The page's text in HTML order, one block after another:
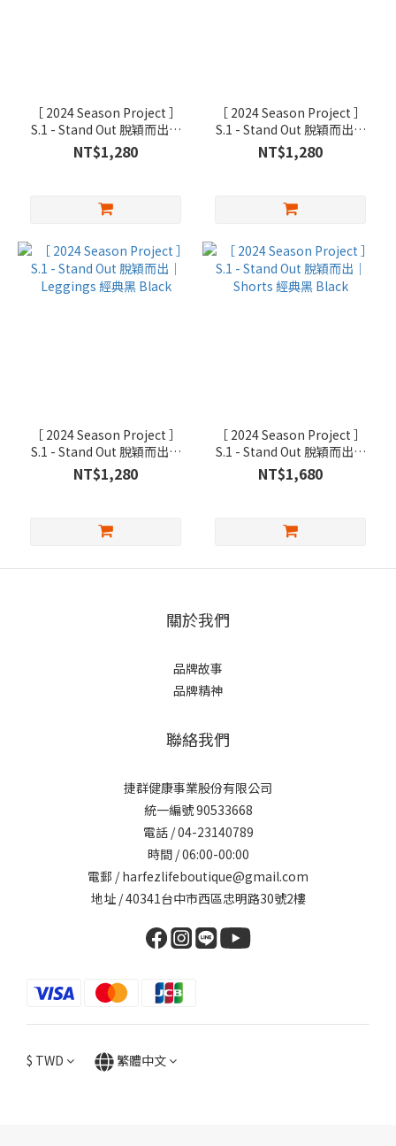
［ 2024 Season Project ］
S.1 - Stand Out 脫穎而出｜
OVSZ T 橄欖綠 Olivine
NT$1,280
［ 2024 Season Project ］
S.1 - Stand Out 脫穎而出｜
OVSZ T 經典黑 Black
NT$1,280
［ 2024 Season Project ］
S.1 - Stand Out 脫穎而出｜
Leggings 經典黑 Black
NT$1,280
［ 2024 Season Project ］
S.1 - Stand Out 脫穎而出｜
Shorts 經典黑 Black
NT$1,680
關於我們
品牌故事
品牌精神
聯絡我們
捷群健康事業股份有限公司
統一編號 90533668
電話 / 04-23140789
時間 / 06:00-00:00
電郵 / harfezlifeboutique@gmail.com
地址 / 40341台中市西區忠明路30號2樓
$ TWD 繁體中文